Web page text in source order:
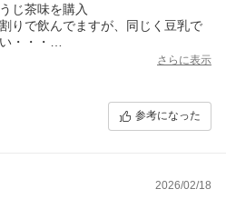
じ茶味を購入
りで飲んでますが、同じく豆乳で
・・・
める甘さでおいしいです（これ以
ぽさを感じましたのでご注意を（最
さらに表示
参考になった
2026/02/18